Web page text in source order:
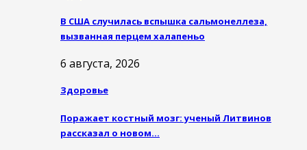
В США случилась вспышка сальмонеллеза,
вызванная перцем халапеньо
6 августа, 2026
Здоровье
Поражает костный мозг: ученый Литвинов
рассказал о новом…